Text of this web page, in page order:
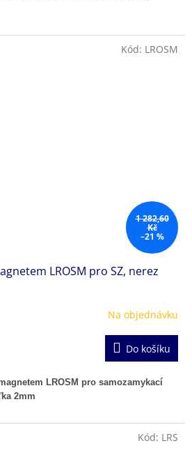
1 282,60
Kč
–21 %
LROSM pro SZ, nerez
Na objednávku
Do košíku
LROSM pro samozamykací
2mm
Kód: LROSM
Kód: LRS